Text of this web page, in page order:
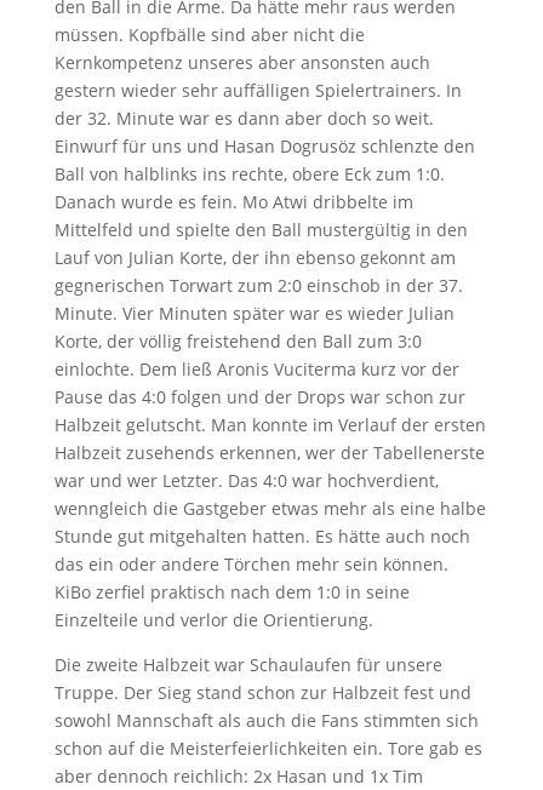
den Ball in die Arme. Da hätte mehr raus werden
müssen. Kopfbälle sind aber nicht die
Kernkompetenz unseres aber ansonsten auch
gestern wieder sehr auffälligen Spielertrainers. In
der 32. Minute war es dann aber doch so weit.
Einwurf für uns und Hasan Dogrusöz schlenzte den
Ball von halblinks ins rechte, obere Eck zum 1:0.
Danach wurde es fein. Mo Atwi dribbelte im
Mittelfeld und spielte den Ball mustergültig in den
Lauf von Julian Korte, der ihn ebenso gekonnt am
gegnerischen Torwart zum 2:0 einschob in der 37.
Minute. Vier Minuten später war es wieder Julian
Korte, der völlig freistehend den Ball zum 3:0
einlochte. Dem ließ Aronis Vuciterma kurz vor der
Pause das 4:0 folgen und der Drops war schon zur
Halbzeit gelutscht. Man konnte im Verlauf der ersten
Halbzeit zusehends erkennen, wer der Tabellenerste
war und wer Letzter. Das 4:0 war hochverdient,
wenngleich die Gastgeber etwas mehr als eine halbe
Stunde gut mitgehalten hatten. Es hätte auch noch
das ein oder andere Törchen mehr sein können.
KiBo zerfiel praktisch nach dem 1:0 in seine
Einzelteile und verlor die Orientierung.
Die zweite Halbzeit war Schaulaufen für unsere
Truppe. Der Sieg stand schon zur Halbzeit fest und
sowohl Mannschaft als auch die Fans stimmten sich
schon auf die Meisterfeierlichkeiten ein. Tore gab es
aber dennoch reichlich: 2x Hasan und 1x Tim